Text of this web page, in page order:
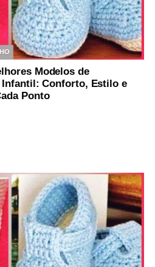
Modelos de
Infantil: Conforto, Estilo e
Ponto